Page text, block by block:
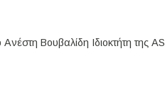
Βουβαλίδη Iδιοκτήτη της